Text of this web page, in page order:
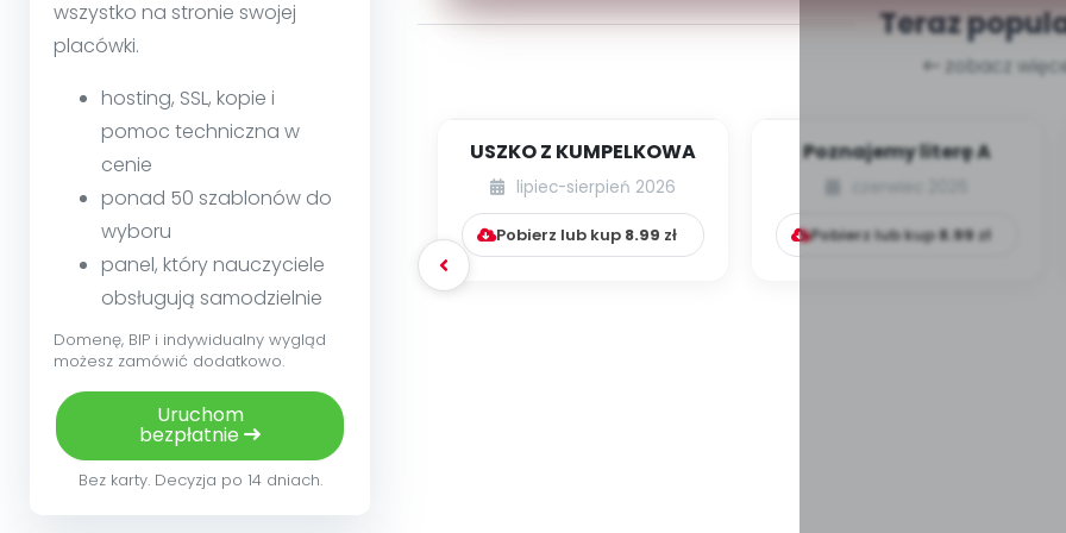
wszystko na stronie swojej
placówki.
hosting, SSL, kopie i
pomoc techniczna w
cenie
ponad 50 szablonów do
wyboru
panel, który nauczyciele
obsługują samodzielnie
Domenę, BIP i indywidualny wygląd
możesz zamówić dodatkowo.
Uruchom
bezpłatnie
Bez karty. Decyzja po 14 dniach.
Teraz
zobacz
USZKO Z KUMPELKOWA
lipiec-sierpień 2026
Pobierz lub kup 8.99 zł
Poznajemy literę A
Pobierz lub kup8.99zł